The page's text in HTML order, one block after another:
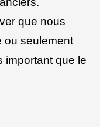
que nous
ou seulement
important que le